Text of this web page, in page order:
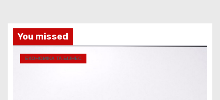
You missed
ЕКОНОМІКА ТА БІЗНЕС